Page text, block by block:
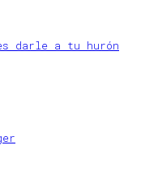
darle a tu hurón